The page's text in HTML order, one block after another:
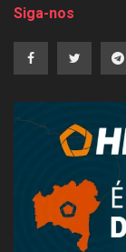
Siga-nos